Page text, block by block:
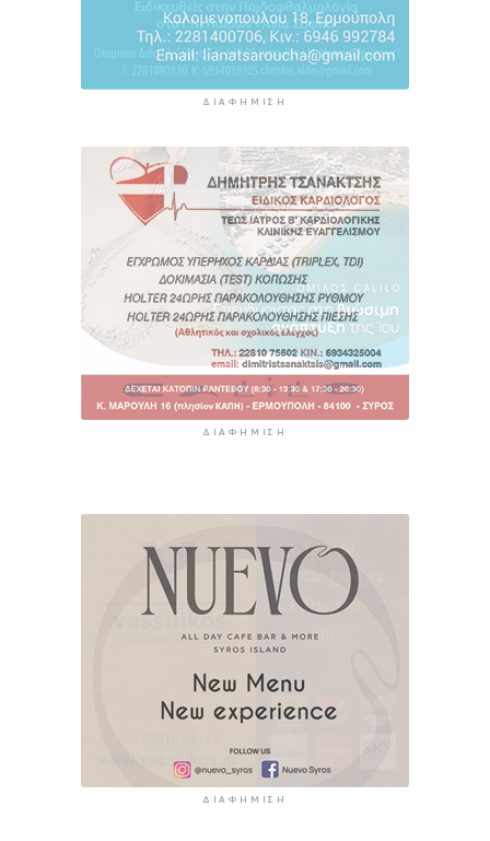
6 ώρες 36 λεπτά πρίν
ΔΙΑΦΉΜΙΣΗ
ΔΙΑΦΉΜΙΣΗ
ΔΙΑΦΉΜΙΣΗ